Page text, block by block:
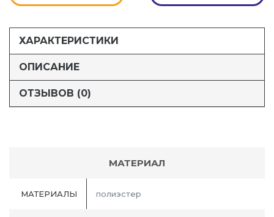
ХАРАКТЕРИСТИКИ
ОПИСАНИЕ
ОТЗЫВОВ (0)
МАТЕРИАЛ
МАТЕРИАЛЫ полиэстер